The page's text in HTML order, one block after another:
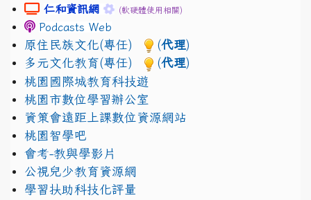
link to https://sites.google.com/
仁和資訊網 link to https://sites.google.com/
(軟硬體使用相關)
Podcasts Web
原住民族文化(專任) (代理)
多元文化教育(專任)
(代理)
桃園國際城教育科技遊
桃園市數位學習辦公室
資策會遠距上課數位資源網站
桃園智學吧
會考-教與學影片
公視兒少教育資源網
學習扶助科技化評量